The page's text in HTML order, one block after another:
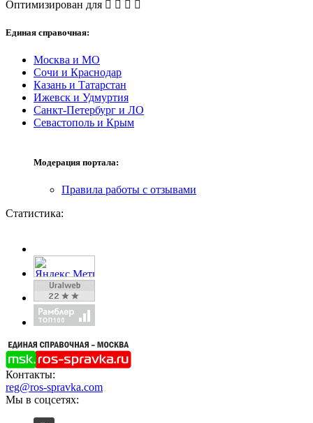
Оптимизирован для
Единая справочная:
Москва и МО
Сочи и Краснодар
Казань и Татарстан
Ижевск и Удмуртия
Санкт-Петербург и ЛО
Севастополь и Крым
Модерация портала:
Правила работы с отзывами
Статистика:
Контакты:
reg@ros-spravka.com
Мы в соцсетях: